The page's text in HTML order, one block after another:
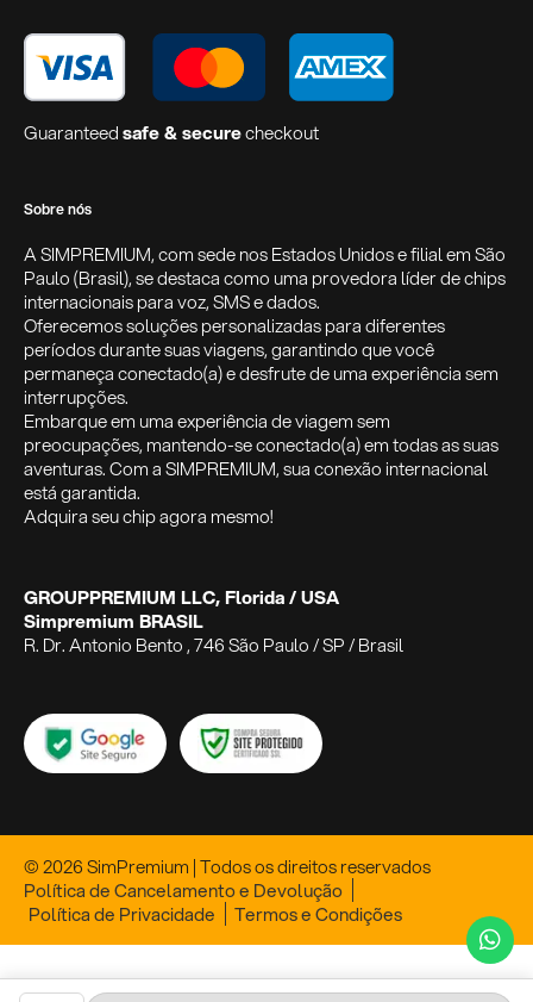
Guaranteedsafe & securecheckout
Sobre nós
A SIMPREMIUM, com sede nos Estados Unidos e filial em São
Paulo (Brasil), se destaca como uma provedora líder de chips
internacionais para voz, SMS e dados.
Oferecemos soluções personalizadas para diferentes
períodos durante suas viagens, garantindo que você
permaneça conectado(a) e desfrute de uma experiência sem
interrupções.
Embarque em uma experiência de viagem sem
preocupações, mantendo-se conectado(a) em todas as suas
aventuras. Com a SIMPREMIUM, sua conexão internacional
está garantida.
Adquira seu chip agora mesmo!
GROUPPREMIUM LLC, Florida / USA
Simpremium BRASIL
R. Dr. Antonio Bento , 746 São Paulo / SP / Brasil
© 2026 SimPremium | Todos os direitos reservados
Política de Cancelamento e Devolução
Política de Privacidade
Termos e Condições